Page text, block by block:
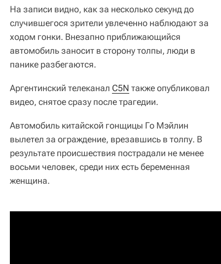
На записи видно, как за несколько секунд до
случившегося зрители увлеченно наблюдают за
ходом гонки. Внезапно приближающийся
автомобиль заносит в сторону толпы, люди в
панике разбегаются.
Аргентинский телеканал C5N также опубликовал
видео, снятое сразу после трагедии.
Автомобиль китайской гонщицы Го Мэйлин
вылетел за ограждение, врезавшись в толпу. В
результате происшествия пострадали не менее
восьми человек, среди них есть беременная
женщина.